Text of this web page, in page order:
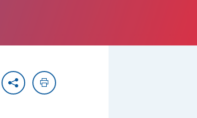
PartagerImprimer